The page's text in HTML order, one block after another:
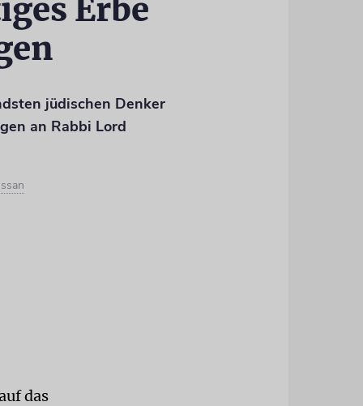
Erbe
jüdischen Denker
an Rabbi Lord
das